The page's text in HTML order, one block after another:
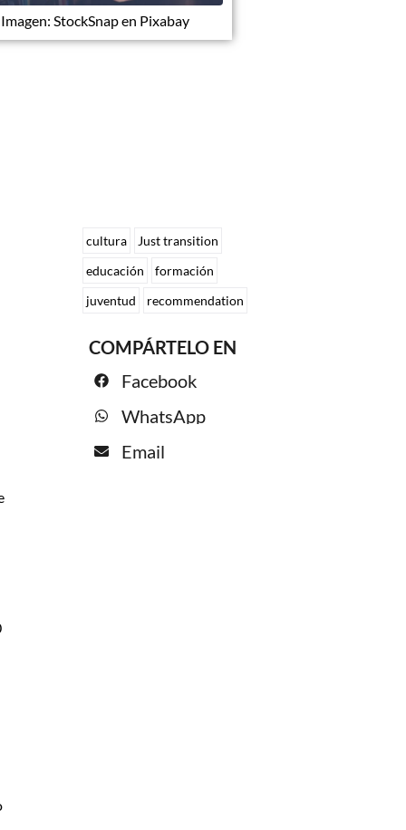
Imagen: StockSnap en Pixabay
cultura
Just transition
educación
formación
juventud
recommendation
COMPÁRTELO EN
Facebook
WhatsApp
Email